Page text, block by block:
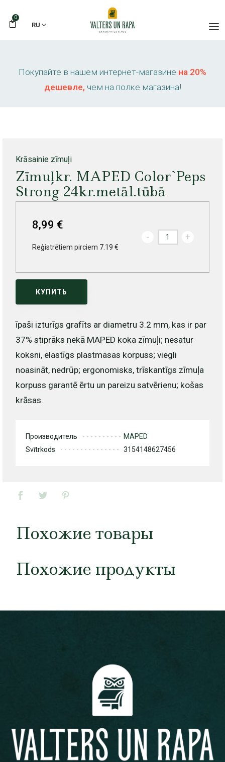
0
RU
Покупайте в нашем интернет-магазине на 20%
дешевле, чем на полке магазина!
Krāsainie zīmuļi
Zīmuļkr. MAPED Color`Peps
Strong 24kr.metāl.tūbā
8,99 €
Reģistrētiem pirciem 7.19 €
- +
КУПИТЬ
īpaši izturīgs grafīts ar diametru 3.2 mm, kas ir par
37% stiprāks nekā MAPED koka zīmuļi; nesatur
koksni, elastīgs plastmasas korpuss; viegli
noasināt, nedrūp; ergonomisks, trīskantīgs zīmuļa
korpuss garantē ērtu un pareizu satvērienu; košas
krāsas.
Производитель
MAPED
Svītrkods
3154148627456
Похожие товары
Похожие продукты